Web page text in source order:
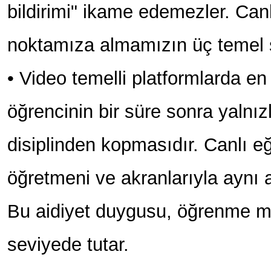
bildirimi" ikame edemezler.
noktamıza almamızın üç
• Video temelli platformlarda
öğrencinin bir süre sonra
disiplinden kopmasıdır. Canlı
öğretmeni ve akranlarıyla aynı
Bu aidiyet duygusu, öğrenme
seviyede tutar.